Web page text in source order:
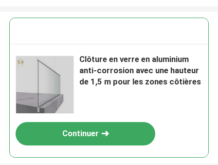
Clôture en verre en aluminium
anti-corrosion avec une hauteur
de 1,5 m pour les zones côtières
Continuer